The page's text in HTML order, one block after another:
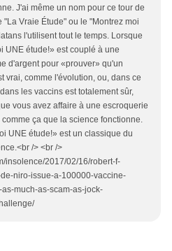
J'ai même un nom pour ce tour de
"La Vraie Étude" ou le "Montrez moi
l'utilisent tout le temps. Lorsque
UNE étude!» est couplé à une
d'argent pour «prouver» qu'un
vrai, comme l'évolution, ou, dans ce
les vaccins est totalement sûr,
vous avez affaire à une escroquerie
ça que la science fonctionne.
UNE étude!» est un classique du
/> <br />
insolence/2017/02/16/robert-f-
niro-issue-a-100000-vaccine-
much-as-scam-as-jock-